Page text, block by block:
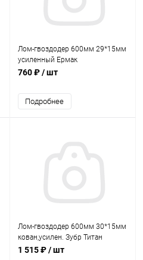
Лом-гвоздодер 600мм 29*15мм
усиленный Ермак
760 ₽/ шт
Подробнее
Лом-гвоздодер 600мм 30*15мм
кован,усилен. Зубр Титан
1 515 ₽/ шт